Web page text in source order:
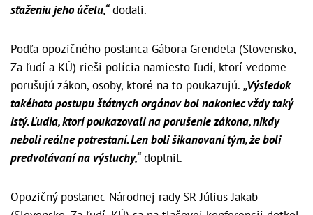
sťaženiu jeho účelu,“dodali.
Podľa opozičného poslanca Gábora Grendela (Slovensko,
Za ľudí a KÚ) rieši polícia namiesto ľudí, ktorí vedome
porušujú zákon, osoby, ktoré na to poukazujú. „Výsledok
takéhoto postupu štátnych orgánov bol nakoniec vždy taký
istý. Ľudia, ktorí poukazovali na porušenie zákona, nikdy
neboli reálne potrestaní. Len boli šikanovaní tým, že boli
predvolávaní na výsluchy,“doplnil.
Opozičný poslanec Národnej rady SR Július Jakab